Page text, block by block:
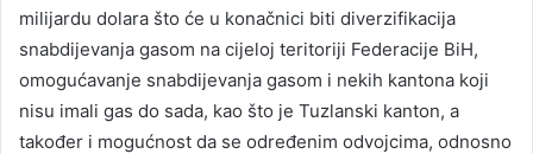
milijardu dolara što će u konačnici biti diverzifikacija
snabdijevanja gasom na cijeloj teritoriji Federacije BiH,
omogućavanje snabdijevanja gasom i nekih kantona koji
nisu imali gas do sada, kao što je Tuzlanski kanton, a
također i mogućnost da se određenim odvojcima, odnosno